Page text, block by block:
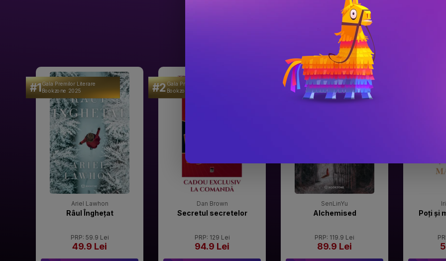
#1Gala Premilor Literare
Bookzone 2025
Ariel Lawhon
Râul Înghețat
PRP: 59.9 Lei
49.9 Lei
#2Gala Premilor Literare
Bookzone 2025
Dan Brown
Secretul secretelor
PRP: 129 Lei
94.9 Lei
#3 Gala Premilor Literare
Bookzone 2025
SenLinYu
Alchemised
PRP: 119.9 Lei
89.9 Lei
Poți și